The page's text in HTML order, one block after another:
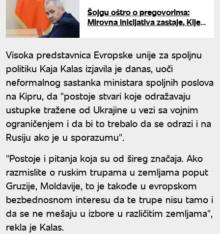
Šojgu oštro o pregovorima:
Mirovna inicijativa zastaje, Kijev
Visoka predstavnica Evropske unije za spoljnu
politiku Kaja Kalas izjavila je danas, uoči
neformalnog sastanka ministara spoljnih poslova
na Kipru, da "postoje stvari koje odražavaju
ustupke tražene od Ukrajine u vezi sa vojnim
ograničenjem i da bi to trebalo da se odrazi i na
Rusiju ako je u sporazumu".
"Postoje i pitanja koja su od šireg značaja. Ako
razmislite o ruskim trupama u zemljama poput
Gruzije, Moldavije, to je takođe u evropskom
bezbednosnom interesu da te trupe nisu tamo i
da se ne mešaju u izbore u različitim zemljama",
rekla je Kalas.